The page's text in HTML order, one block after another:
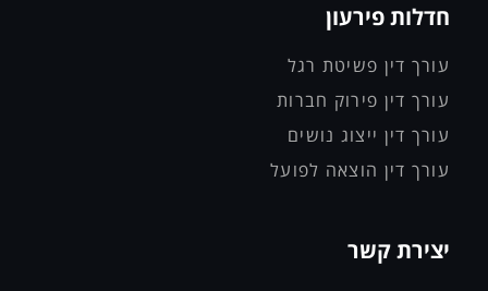
חדלות פירעון
עורך דין פשיטת רגל
עורך דין פירוק חברות
עורך דין ייצוג נושים
עורך דין הוצאה לפועל
יצירת קשר